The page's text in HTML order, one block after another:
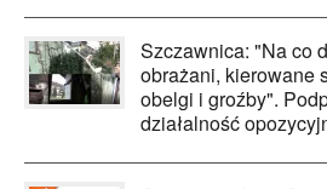
Szczawnica: "Na co
obrażani, kierowane
obelgi i groźby".
działalność